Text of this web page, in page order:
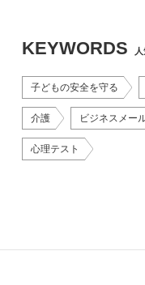
KEYWORDS
子どもの安全を守る
介護 ビジネスメー
心理テスト